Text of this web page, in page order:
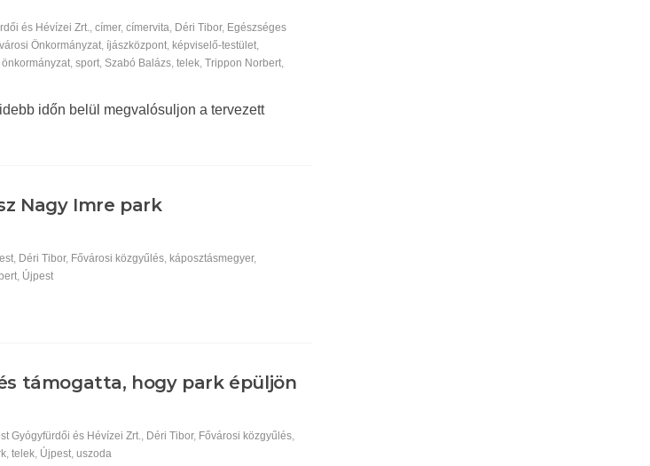
és Hévízei Zrt.,címer,címervita, Déri Tibor, Egészséges
Önkormányzat, íjászközpont, képviselő-testület,
önkormányzat,sport, Szabó Balázs,telek,Trippon Norbert,
időn belül megvalósuljon a tervezett
Nagy Imre park
, Déri Tibor, Fővárosi közgyűlés, káposztásmegyer,
, Újpest
támogatta, hogy park épüljön
Gyógyfürdői és Hévízei Zrt., Déri Tibor, Fővárosi közgyűlés,
,telek, Újpest,uszoda